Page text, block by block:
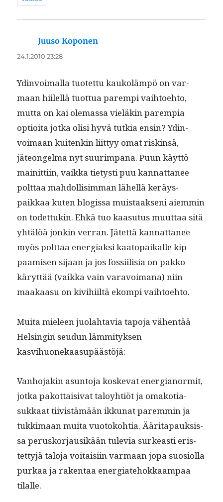
Juuso Koponen
24.1.2010 23:28
Ydin­voimal­la tuotet­tu kaukoläm­pö on var­
maan hiilel­lä tuot­tua parem­pi vai­h­toe­hto,
mut­ta on kai ole­mas­sa vieläkin parem­pia
optioi­ta jot­ka olisi hyvä tutkia ensin? Ydin­
voimaan kuitenkin liit­tyy omat riskin­sä,
jäteon­gel­ma nyt suurim­pana. Puun käyt­tö
mainit­ti­in, vaik­ka tietysti puu kan­nat­ta­nee
polt­taa mah­dol­lisim­man lähel­lä keräy­s­
paikkaa kuten blo­gis­sa muis­taak­seni aiem­min
on todet­tukin. Ehkä tuo kaa­su­tus muut­taa sitä
yhtälöä jonkin ver­ran. Jätet­tä kan­nat­ta­nee
myös polt­taa ener­giak­si kaatopaikalle kip­
paamisen sijaan ja jos fos­si­il­isia on pakko
käryt­tää (vaik­ka vain var­avoimana) niin
maakaa­su on kivi­hi­iltä ekom­pi vaihtoehto.
Mui­ta mieleen juo­lah­tavia tapo­ja vähen­tää
Helsin­gin seudun läm­mi­tyk­sen
kasvihuonekaasupäästöjä:
Van­ho­jakin asun­to­ja koske­vat ener­gianor­mit,
jot­ka pakot­taisi­vat taloy­htiöt ja omako­ti­a­
sukkaat tiivistämään ikku­nat parem­min ja
tukki­maan mui­ta vuo­toko­htia. Ääri­ta­pauk­sis­
sa perusko­r­jausikään tule­via surkeasti eris­
tet­tyjä talo­ja voitaisi­in var­maan jopa suo­si­ol­la
purkaa ja rak­en­taa ener­giate­hokkaam­paa
tilalle.